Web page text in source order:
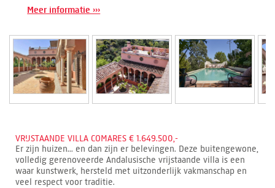
Meer informatie ›››
VRIJSTAANDE VILLA COMARES € 1.649.500,-
Er zijn huizen... en dan zijn er belevingen. Deze buitengewone,
volledig gerenoveerde Andalusische vrijstaande villa is een
waar kunstwerk, hersteld met uitzonderlijk vakmanschap en
veel respect voor traditie.